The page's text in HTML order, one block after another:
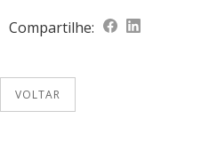
Compartilhe:
VOLTAR